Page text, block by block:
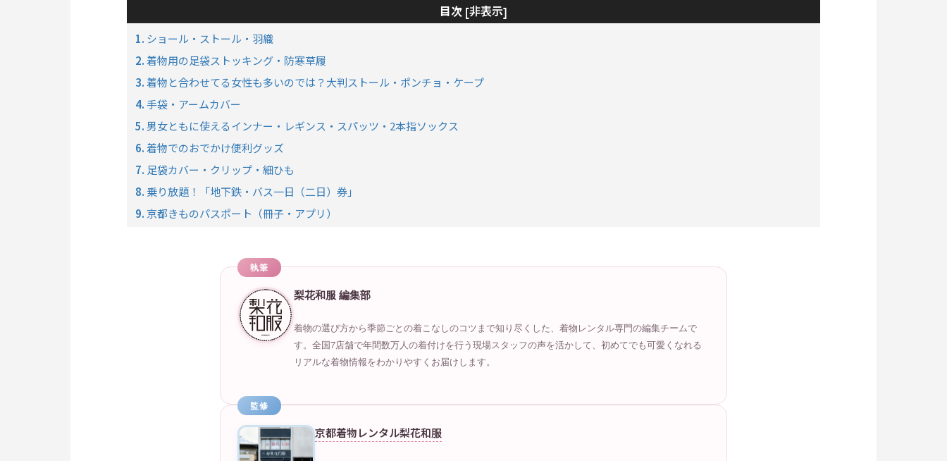
目次 [非表示]
1. ショール・ストール・羽織
2.着物用の足袋ストッキング・防寒草履
3.着物と合わせてる女性も多いのでは？大判ストール・ポンチョ・ケープ
4.手袋・アームカバー
5.男女ともに使えるインナー・レギンス・スパッツ・2本指ソックス
6.着物でのおでかけ便利グッズ
7. 足袋カバー・クリップ・細ひも
8. 乗り放題！「地下鉄・バス一日（二日）券」
9. 京都きものパスポート（冊子・アプリ）
執筆
梨花和服 編集部
着物の選び方から季節ごとの着こなしのコツまで知り尽くした、着物レンタル専門の編集チームで
す。全国7店舗で年間数万人の着付けを行う現場スタッフの声を活かして、初めてでも可愛くなれる
リアルな着物情報をわかりやすくお届けします。
監修
京都着物レンタル梨花和服